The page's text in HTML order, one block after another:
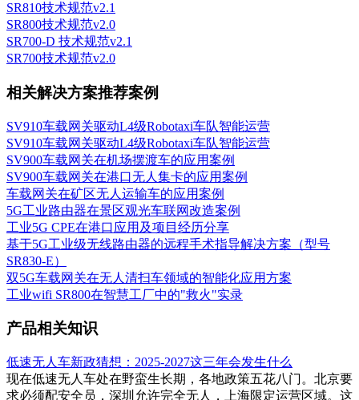
SR810技术规范v2.1
SR800技术规范v2.0
SR700-D 技术规范v2.1
SR700技术规范v2.0
相关解决方案推荐案例
SV910车载网关驱动L4级Robotaxi车队智能运营
SV910车载网关驱动L4级Robotaxi车队智能运营
SV900车载网关在机场摆渡车的应用案例
SV900车载网关在港口无人集卡的应用案例
车载网关在矿区无人运输车的应用案例
5G工业路由器在景区观光车联网改造案例
工业5G CPE在港口应用及项目经历分享
基于5G工业级无线路由器的远程手术指导解决方案（型号
SR830-E）
双5G车载网关在无人清扫车领域的智能化应用方案
工业wifi SR800在智慧工厂中的"救火"实录
产品相关知识
低速无人车新政猜想：2025-2027这三年会发生什么
现在低速无人车处在野蛮生长期，各地政策五花八门。北京要
求必须配安全员，深圳允许完全无人，上海限定运营区域。这